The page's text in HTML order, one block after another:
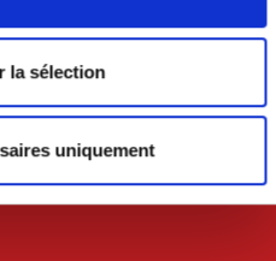
la sélection
uniquement